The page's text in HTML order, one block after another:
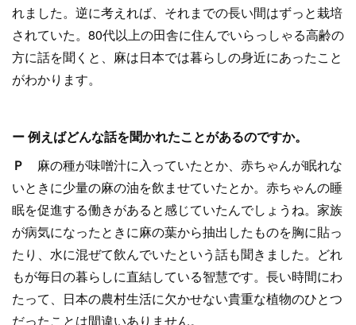
れました。逆に考えれば、それまでの長い間はずっと栽培
されていた。80代以上の田舎に住んでいらっしゃる高齢の
方に話を聞くと、麻は日本では暮らしの身近にあったこと
がわかります。
ー 例えばどんな話を聞かれたことがあるのですか。
Ｐ 麻の種が味噌汁に入っていたとか、赤ちゃんが眠れな
いときに少量の麻の油を飲ませていたとか。赤ちゃんの睡
眠を促進する働きがあると感じていたんでしょうね。家族
が病気になったときに麻の葉から抽出したものを胸に貼っ
たり、水に混ぜて飲んでいたという話も聞きました。どれ
もが毎日の暮らしに直結している智慧です。長い時間にわ
たって、日本の農村生活に欠かせない貴重な植物のひとつ
だったことは間違いありません。